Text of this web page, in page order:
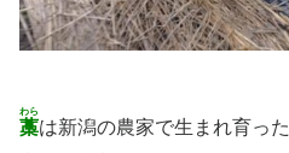
藁
わら
は新潟の農家で生まれ育っ